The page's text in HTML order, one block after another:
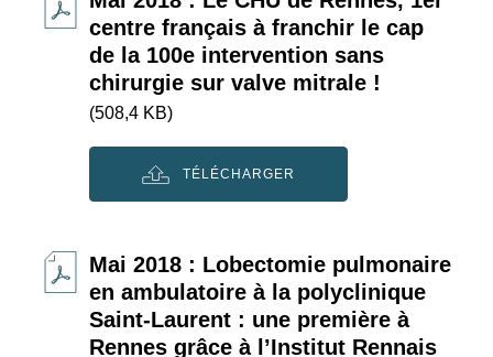
centre français à franchir le cap
de la 100e intervention sans
chirurgie sur valve mitrale !
(508,4 KB)
TÉLÉCHARGER
Mai 2018 : Lobectomie pulmonaire
en ambulatoire à la polyclinique
Saint-Laurent : une première à
Rennes grâce à l’Institut Rennais